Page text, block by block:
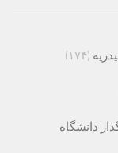
(۱۷۴)
دانشگاه